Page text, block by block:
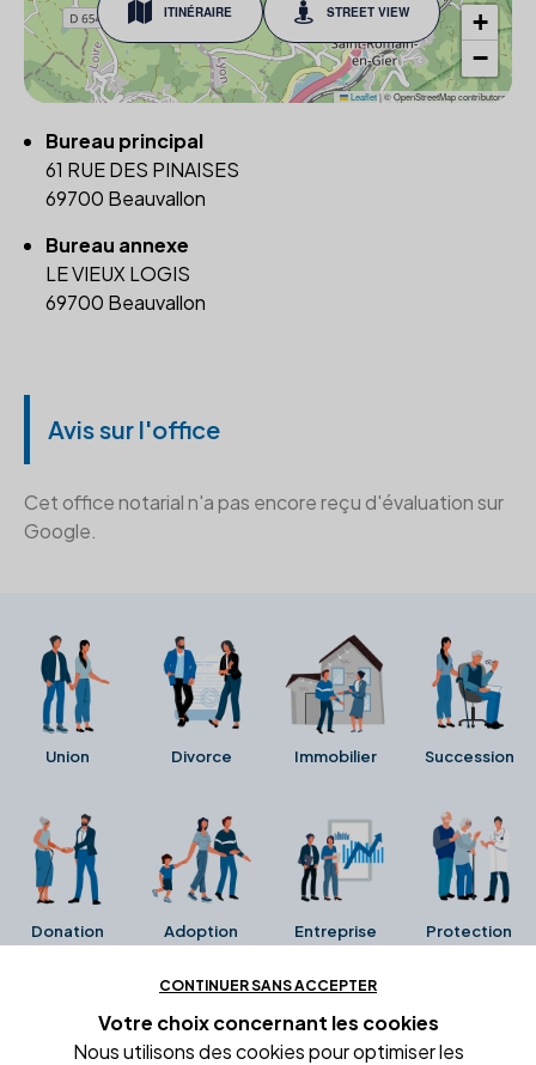
ITINÉRAIRE STREET VIEW
+
−
Leaflet|© OpenStreetMap contributors
Bureau principal
61 RUE DES PINAISES
69700 Beauvallon
Bureau annexe
LE VIEUX LOGIS
69700 Beauvallon
Avis sur l'office
Cet office notarial n'a pas encore reçu d'évaluation sur
Google.
Union Divorce Immobilier Succession
Donation Adoption Entreprise Protection
Ces avis proviennent directement de la fiche Google
Business de l'office notarial. Ils n'ont ni été collectés ni
CONTINUER SANS ACCEPTER
Votre choix concernant les cookies
Nous utilisons des cookies pour optimiser les